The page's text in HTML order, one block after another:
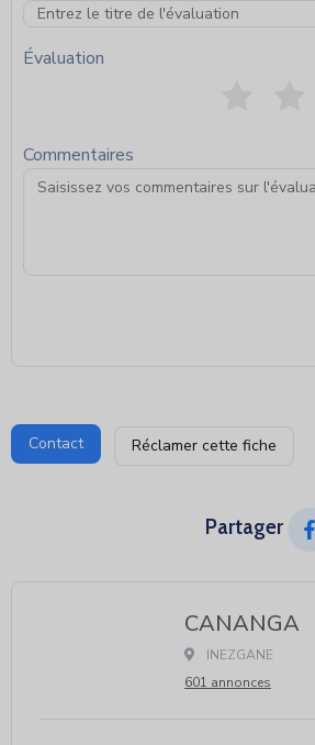
Évaluation
Commentaires
Contact Réclamer cette fiche
Partager
CANANGA
601 annonces